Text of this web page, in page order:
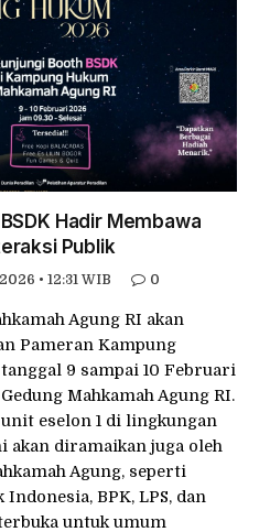
Hadir Membawa
Publik
• 12:31 WIB 0
Agung RI akan
Pameran Kampung
9 sampai 10 Februari
Mahkamah Agung RI.
eselon 1 di lingkungan
akan diramaikan juga oleh
Agung, seperti
BPK, LPS, dan
untuk umum